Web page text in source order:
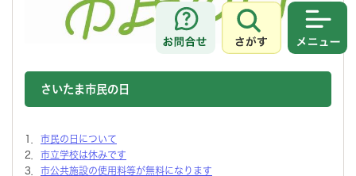
お問合せ
さがす
さいたま市民の日
1． 市民の日について
2． 市立学校は休みです
3． 市公共施設の使用料等が無料になります